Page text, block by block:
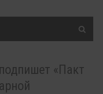
«Пакт